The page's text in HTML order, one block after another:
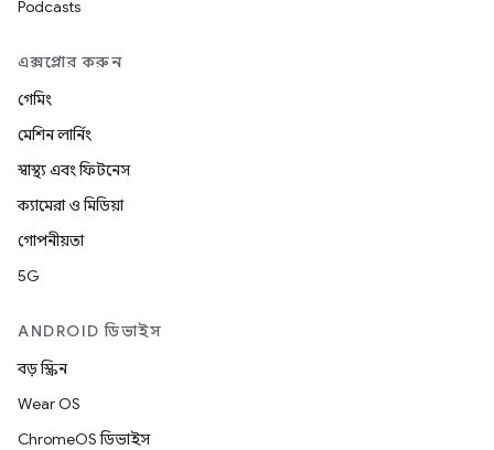
Podcasts
এক্সপ্লোর করুন
গেমিং
মেশিন লার্নিং
স্বাস্থ্য এবং ফিটনেস
ক্যামেরা ও মিডিয়া
গোপনীয়তা
5G
ANDROID ডিভাইস
বড় স্ক্রিন
Wear OS
ChromeOS ডিভাইস